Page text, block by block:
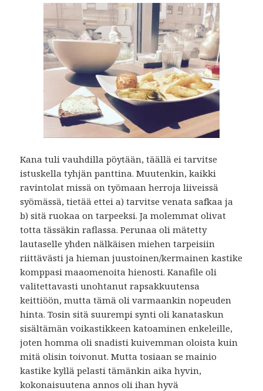
Kana tuli vauhdilla pöytään, täällä ei tarvitse
istuskella tyhjän panttina. Muutenkin, kaikki
ravintolat missä on työmaan herroja liiveissä
syömässä, tietää ettei a) tarvitse venata safkaa ja
b) sitä ruokaa on tarpeeksi. Ja molemmat olivat
totta tässäkin raflassa. Perunaa oli mätetty
lautaselle yhden nälkäisen miehen tarpeisiin
riittävästi ja hieman juustoinen/kermainen kastike
komppasi maaomenoita hienosti. Kanafile oli
valitettavasti unohtanut rapsakkuutensa
keittiöön, mutta tämä oli varmaankin nopeuden
hinta. Tosin sitä suurempi synti oli kanataskun
sisältämän voikastikkeen katoaminen enkeleille,
joten homma oli snadisti kuivemman oloista kuin
mitä olisin toivonut. Mutta tosiaan se mainio
kastike kyllä pelasti tämänkin aika hyvin,
kokonaisuutena annos oli ihan hyvä